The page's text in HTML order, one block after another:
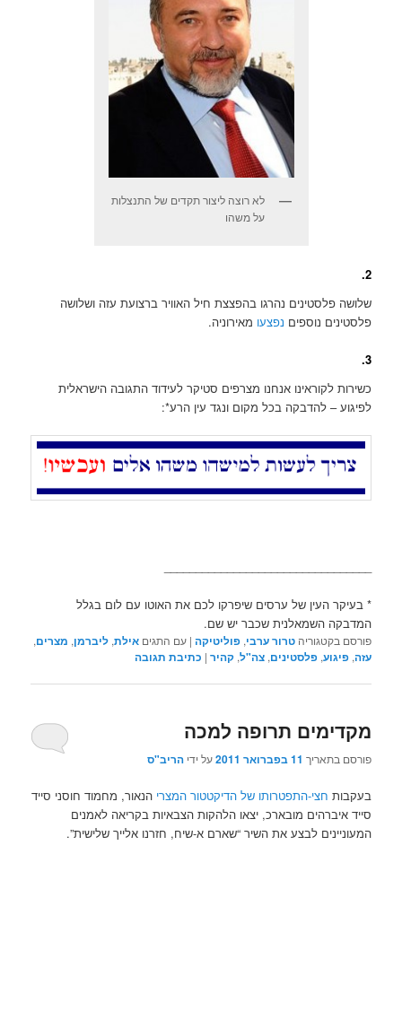
לא רוצה ליצור תקדים של התנצלות
על משהו
2.
שלושה פלסטינים נהרגו בהפצצת חיל האוויר ברצועת עזה ושלושה
פלסטינים נוספים נפצעו מאירוניה.
3.
כשירות לקוראינו אנחנו מצרפים סטיקר לעידוד התגובה הישראלית
לפיגוע – להדבקה בכל מקום ונגד עין הרע*:
* בעיקר העין של ערסים שיפרקו לכם את האוטו עם לום בגלל
המדבקה השמאלנית שכבר יש שם.
פורסם בקטגוריה טרור ערבי,פוליטיקה |עם התגים אילת,ליברמן, מצרים,
עזה,פיגוע,פלסטינים,צה"ל,קהיר | כתיבת תגובה
מקדימים תרופה למכה
פורסם בתאריך 11 בפברואר 2011 על ידיהריב"ס
בעקבות חצי-התפטרותו של הדיקטטור המצרי הנאור, מחמוד חוסני סייד
סייד איברהים מובארכ, יצאו הלהקות הצבאיות בקריאה לאמנים
המעוניינים לבצע את השיר “שארם א-שיח, חזרנו אלייך שלישית”.